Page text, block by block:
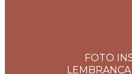
FOTO